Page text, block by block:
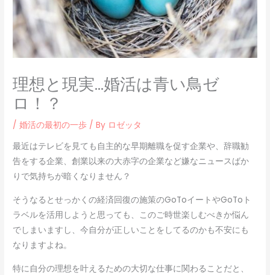
理想と現実…婚活は青い鳥ゼ
ロ！？
/婚活の最初の一歩 / By ロゼッタ
最近はテレビを見ても自主的な早期離職を促す企業や、辞職勧
告をする企業、創業以来の大赤字の企業など嫌なニュースばか
りで気持ちが暗くなりません？
そうなるとせっかくの経済回復の施策のGoToイートやGoToト
ラベルを活用しようと思っても、このご時世楽しむべきか悩ん
でしまいますし、今自分が正しいことをしてるのかも不安にも
なりますよね。
特に自分の理想を叶えるための大切な仕事に関わることだと、